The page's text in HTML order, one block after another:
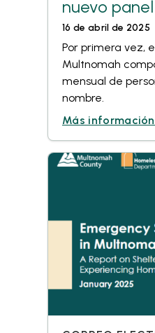
nuevo
16 de abril de 2025
Por primera vez,
Multnomah
mensual de
nombre.
Más información